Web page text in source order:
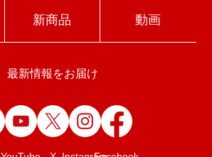
新商品 動画
最新情報をお届け